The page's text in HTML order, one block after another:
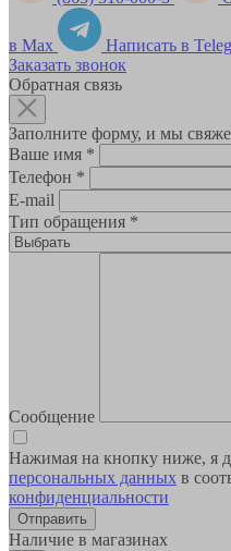
в Max
Написать в
Заказать звонок
Обратная связь
Заполните форму, и мы
Ваше имя *
Телефон *
E-mail
Тип обращения *
Сообщение
Нажимая на кнопку ниже, я
персональных данных в
конфиденциальности
Наличие в магазинах